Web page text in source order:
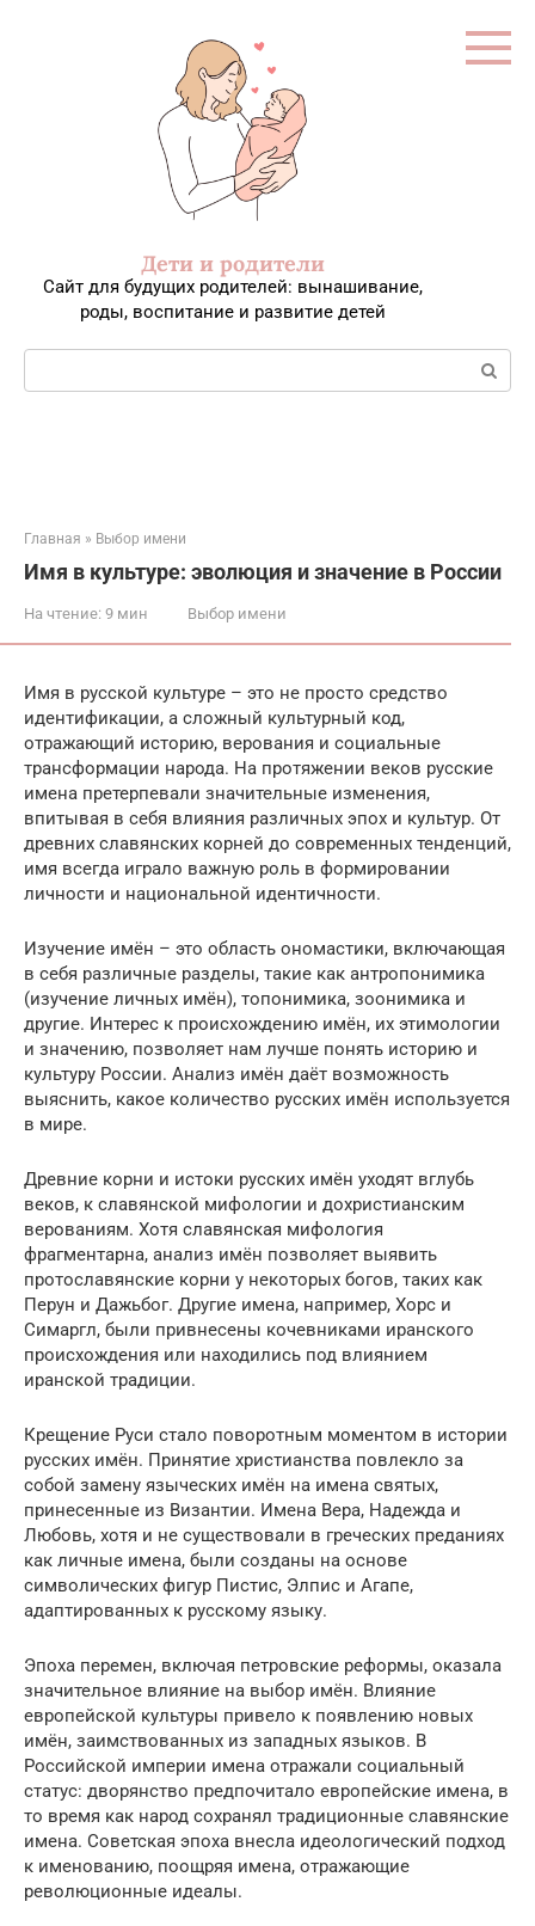
Дети и родители
Сайт для будущих родителей: вынашивание,
роды, воспитание и развитие детей
Поиск:
Главная » Выбор имени
Имя в культуре: эволюция и значение в России
На чтение: 9 мин Выбор имени
Имя в русской культуре – это не просто средство
идентификации, а сложный культурный код,
отражающий историю, верования и социальные
трансформации народа. На протяжении веков русские
имена претерпевали значительные изменения,
впитывая в себя влияния различных эпох и культур. От
древних славянских корней до современных тенденций,
имя всегда играло важную роль в формировании
личности и национальной идентичности.
Изучение имён – это область ономастики, включающая
в себя различные разделы, такие как антропонимика
(изучение личных имён), топонимика, зоонимика и
другие. Интерес к происхождению имён, их этимологии
и значению, позволяет нам лучше понять историю и
культуру России. Анализ имён даёт возможность
выяснить, какое количество русских имён используется
в мире.
Древние корни и истоки русских имён уходят вглубь
веков, к славянской мифологии и дохристианским
верованиям. Хотя славянская мифология
фрагментарна, анализ имён позволяет выявить
протославянские корни у некоторых богов, таких как
Перун и Дажьбог. Другие имена, например, Хорс и
Симаргл, были привнесены кочевниками иранского
происхождения или находились под влиянием
иранской традиции.
Крещение Руси стало поворотным моментом в истории
русских имён. Принятие христианства повлекло за
собой замену языческих имён на имена святых,
принесенные из Византии. Имена Вера, Надежда и
Любовь, хотя и не существовали в греческих преданиях
как личные имена, были созданы на основе
символических фигур Пистис, Элпис и Агапе,
адаптированных к русскому языку.
Эпоха перемен, включая петровские реформы, оказала
значительное влияние на выбор имён. Влияние
европейской культуры привело к появлению новых
имён, заимствованных из западных языков. В
Российской империи имена отражали социальный
статус: дворянство предпочитало европейские имена, в
то время как народ сохранял традиционные славянские
имена. Советская эпоха внесла идеологический подход
к именованию, поощряя имена, отражающие
революционные идеалы.